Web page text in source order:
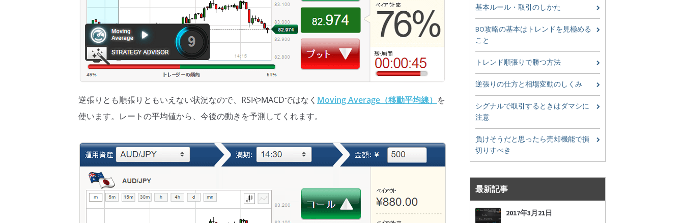
逆張りとも順張りともいえない状況なので、RSIやMACDではなく Moving Average（移動平均線） を
使います。レートの平均値から、今後の動きを予測してくれます。
基本ルール・取引のしかた
BO攻略の基本はトレンドを見極める
こと
トレンド順張りで勝つ方法
逆張りの仕方と相場変動のしくみ
シグナルで取引するときはダマシに
注意
負けそうだと思ったら売却機能で損
切りすべき
最新記事
2017年3月21日